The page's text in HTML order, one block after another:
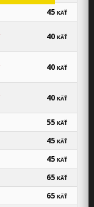
45 KÄŤ
40 KÄŤ
40 KÄŤ
40 KÄŤ
55 KÄŤ
45 KÄŤ
45 KÄŤ
65 KÄŤ
65 KÄŤ